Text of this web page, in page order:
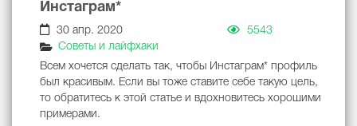
Инстаграм*
30 апр. 2020
5543
Советы и лайфхаки
Всем хочется сделать так, чтобы Инстаграм* профиль
был красивым. Если вы тоже ставите себе такую цель,
то обратитесь к этой статье и вдохновитесь хорошими
примерами.